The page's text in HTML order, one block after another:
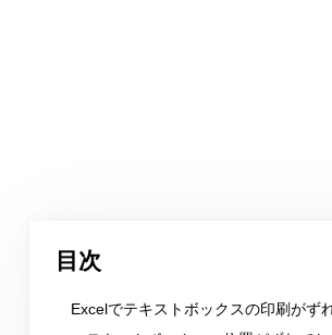
目次
Excelでテキストボックスの印刷がず